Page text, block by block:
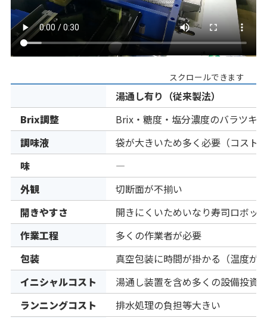
スクロールできます
湯通し有り（従来製法）
Brix調整
Brix・糖度・塩分濃度のバラツキ
調味液
袋が大きいため多く必要（コスト
味
―
外観
切断面が不揃い
開きやすさ
開きにくいためいなり寿司ロボッ
作業工程
多くの作業者が必要
包装
真空包装に時間が掛かる（温度が
イニシャルコスト
湯通し装置を含め多くの設備投資
ランニングコスト
排水処理の負担等大きい